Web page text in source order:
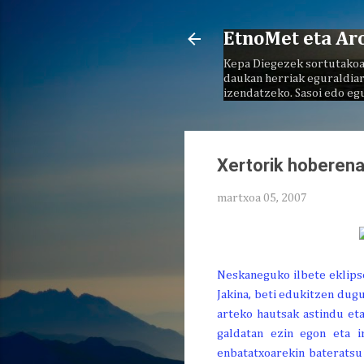
EtnoMet eta
Kepa Diegezek
daukan herriak
izendatzeko. Sasoi edo
Xertorik
martxoa 05, 2007
Neskaneguko ilbete
Jakina, beti edukitzen
arteko hautsak astindu
galdatan ezin egon eta
enbatatxoarekin